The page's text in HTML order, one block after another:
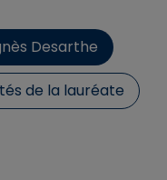
Desarthe
de la lauréate